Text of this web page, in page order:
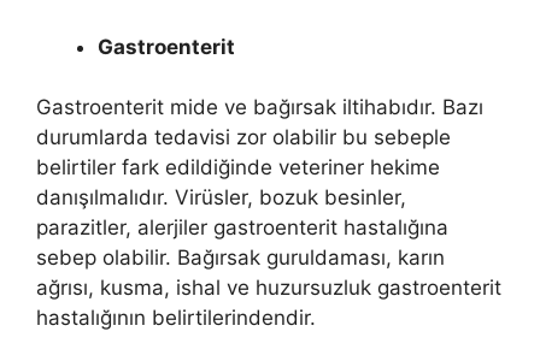
Gastroenterit
Gastroenterit mide ve bağırsak iltihabıdır. Bazı
durumlarda tedavisi zor olabilir bu sebeple
belirtiler fark edildiğinde veteriner hekime
danışılmalıdır. Virüsler, bozuk besinler,
parazitler, alerjiler gastroenterit hastalığına
sebep olabilir. Bağırsak guruldaması, karın
ağrısı, kusma, ishal ve huzursuzluk gastroenterit
hastalığının belirtilerindendir.